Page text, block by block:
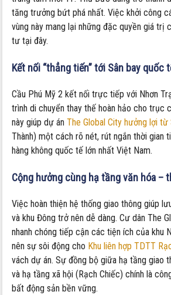
tăng trưởng bứt phá nhất. Việc khởi công
vùng này mang lại những đặc quyền giá trị
tư tại đây.
Kết nối “thẳng tiến” tới Sân bay quốc
Cầu Phú Mỹ 2 kết nối trực tiếp với Nhơn
trình di chuyển thay thế hoàn hảo cho trục
này giúp dự ánThe Global City hưởng lợi từ
Thành) một cách rõ nét, rút ngắn thời gian
hàng không quốc tế lớn nhất Việt Nam.
Cộng hưởng cùng hạ tầng văn hóa –
Việc hoàn thiện hệ thống giao thông giúp
và khu Đông trở nên dễ dàng. Cư dân The
nhanh chóng tiếp cận các tiện ích của khu
nên sự sôi động cho Khu liên hợp TDTT
vách dự án. Sự đồng bộ giữa hạ tầng giao
và hạ tầng xã hội (Rạch Chiếc) chính là
bất động sản bền vững.